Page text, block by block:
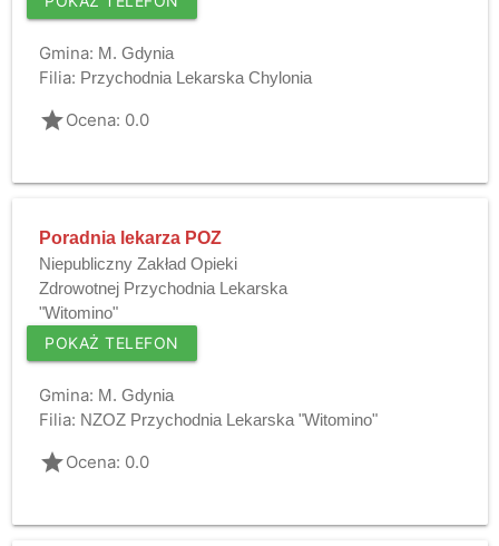
Gmina: M. Gdynia
Filia: Przychodnia Lekarska Chylonia
gradeOcena: 0.0
Poradnia lekarza POZ
Niepubliczny Zakład Opieki
Zdrowotnej Przychodnia Lekarska
"Witomino"
POKAŻ TELEFON
Gmina: M. Gdynia
Filia: NZOZ Przychodnia Lekarska "Witomino"
gradeOcena: 0.0